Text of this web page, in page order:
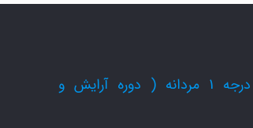
آموزش آرایشگری درجه 1 مردانه ( دوره آرایش و